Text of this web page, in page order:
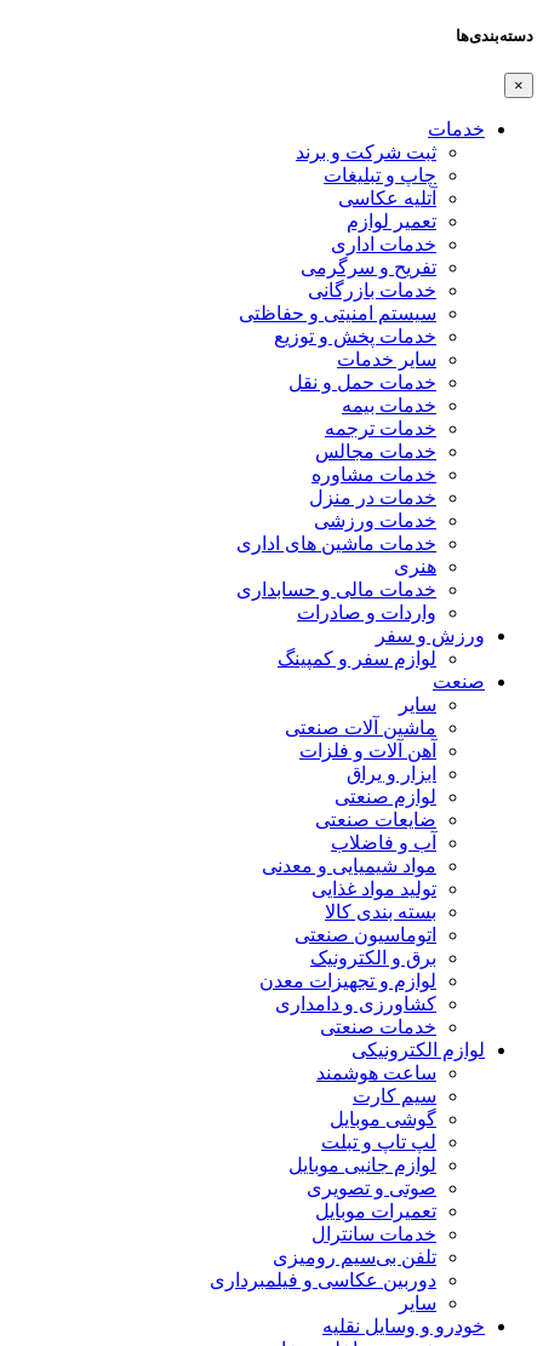
دسته‌بندی‌ها
×
خدمات
ثبت شرکت و برند
چاپ و تبلیغات
آتلیه عکاسی
تعمیر لوازم
خدمات اداری
تفریح و سرگرمی
خدمات بازرگانی
سیستم امنیتی و حفاظتی
خدمات پخش و توزیع
سایر خدمات
خدمات حمل و نقل
خدمات بیمه
خدمات ترجمه
خدمات مجالس
خدمات مشاوره
خدمات در منزل
خدمات ورزشی
خدمات ماشین های اداری
هنری
خدمات مالی و حسابداری
واردات و صادرات
ورزش و سفر
لوازم سفر و کمپینگ
صنعت
سایر
ماشین آلات صنعتی
آهن آلات و فلزات
ابزار و یراق
لوازم صنعتی
ضایعات صنعتی
آب و فاضلاب
مواد شیمیایی و معدنی
تولید مواد غذایی
بسته بندی کالا
اتوماسیون صنعتی
برق و الکترونیک
لوازم و تجهیزات معدن
کشاورزی و دامداری
خدمات صنعتی
لوازم الکترونیکی
ساعت هوشمند
سیم کارت
گوشی موبایل
لپ تاپ و تبلت
لوازم جانبی موبایل
صوتی و تصویری
تعمیرات موبایل
خدمات سانترال
تلفن بی‌سیم رومیزی
دوربین عکاسی و فیلمبرداری
سایر
خودرو و وسایل نقلیه